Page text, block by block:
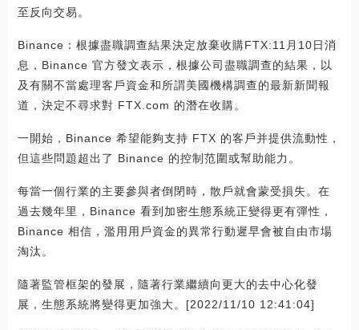
至反向交易。
Binance：根據盡職調查結果決定放棄收購FTX:11月10日消
息，Binance 官方發文表示，根據公司盡職調查的結果，以
及有關不當處理客戶資金和所謂美國機構調查的最新新聞報
道，決定不尋求對 FTX.com 的潛在收購。
一開始，Binance 希望能夠支持 FTX 的客戶并提供流動性，
但這些問題超出了 Binance 的控制范圍或幫助能力。
每當一個行業的主要參與者倒閉時，散戶就會蒙受損失。在
過去幾年里，Binance 看到加密生態系統正變得更有彈性，
Binance 相信，濫用用戶資金的異常行動遲早會被自由市場
淘汰。
隨著監管框架的發展，隨著行業繼續向更大的去中心化發
展，生態系統將變得更加強大。[2022/11/10 12:41:04]